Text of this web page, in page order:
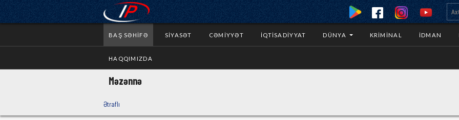
BAŞ SƏHIFƏ SIYASƏT CƏMIYYƏT İQTISADIYYAT DÜNYA KRIMINAL İDMAN
HAQQIMIZDA
Məzənnə
Ətraflı